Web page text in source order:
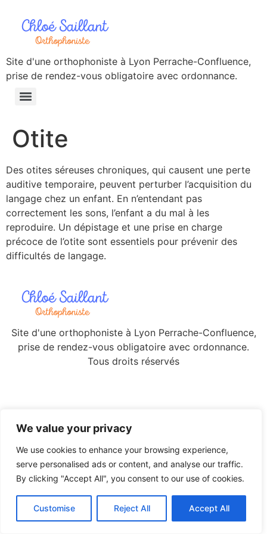
We value your privacy
We use cookies to enhance your browsing experience,
serve personalised ads or content, and analyse our traffic.
By clicking "Accept All", you consent to our use of cookies.
Customise Reject All Accept All
Site d'une orthophoniste à Lyon Perrache-Confluence,
prise de rendez-vous obligatoire avec ordonnance.
Otite
Des otites séreuses chroniques, qui causent une perte
auditive temporaire, peuvent perturber l’acquisition du
langage chez un enfant. En n’entendant pas
correctement les sons, l’enfant a du mal à les
reproduire. Un dépistage et une prise en charge
précoce de l’otite sont essentiels pour prévenir des
difficultés de langage.
Site d'une orthophoniste à Lyon Perrache-Confluence,
prise de rendez-vous obligatoire avec ordonnance.
Tous droits réservés